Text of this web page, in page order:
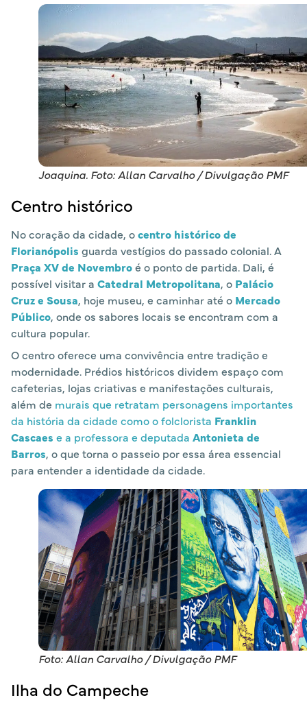
Joaquina. Foto: Allan Carvalho / Divulgação PMF
Centro histórico
No coração da cidade, ocentro histórico de
Florianópolis guarda vestígios do passado colonial. A
Praça XV de Novembroé o ponto de partida. Dali, é
possível visitar a Catedral Metropolitana, o Palácio
Cruz e Sousa, hoje museu, e caminhar até o Mercado
Público, onde os sabores locais se encontram com a
cultura popular.
O centro oferece uma convivência entre tradição e
modernidade. Prédios históricos dividem espaço com
cafeterias, lojas criativas e manifestações culturais,
além de murais que retratam personagens importantes
da história da cidade como o folclorista Franklin
Cascaes e a professora e deputada Antonieta de
Barros, o que torna o passeio por essa área essencial
para entender a identidade da cidade.
Foto: Allan Carvalho / Divulgação PMF
Ilha do Campeche